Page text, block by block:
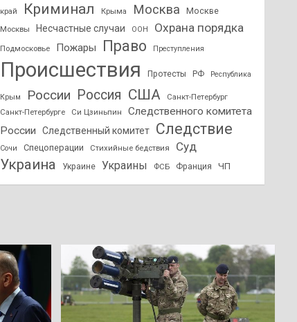
край Криминал Крыма Москва Москве
Москвы Несчастные случаи ООН Охрана порядка
Подмосковье Пожары Право Преступления
Происшествия Протесты РФ Республика
Крым России Россия США
Санкт-Петербург
Санкт-Петербурге
Си Цзиньпин
Следственного комитета
России
Следственный комитет Следствие
Сочи Спецоперации Стихийные бедствия Суд
Украина Украине Украины ФСБ Франция ЧП